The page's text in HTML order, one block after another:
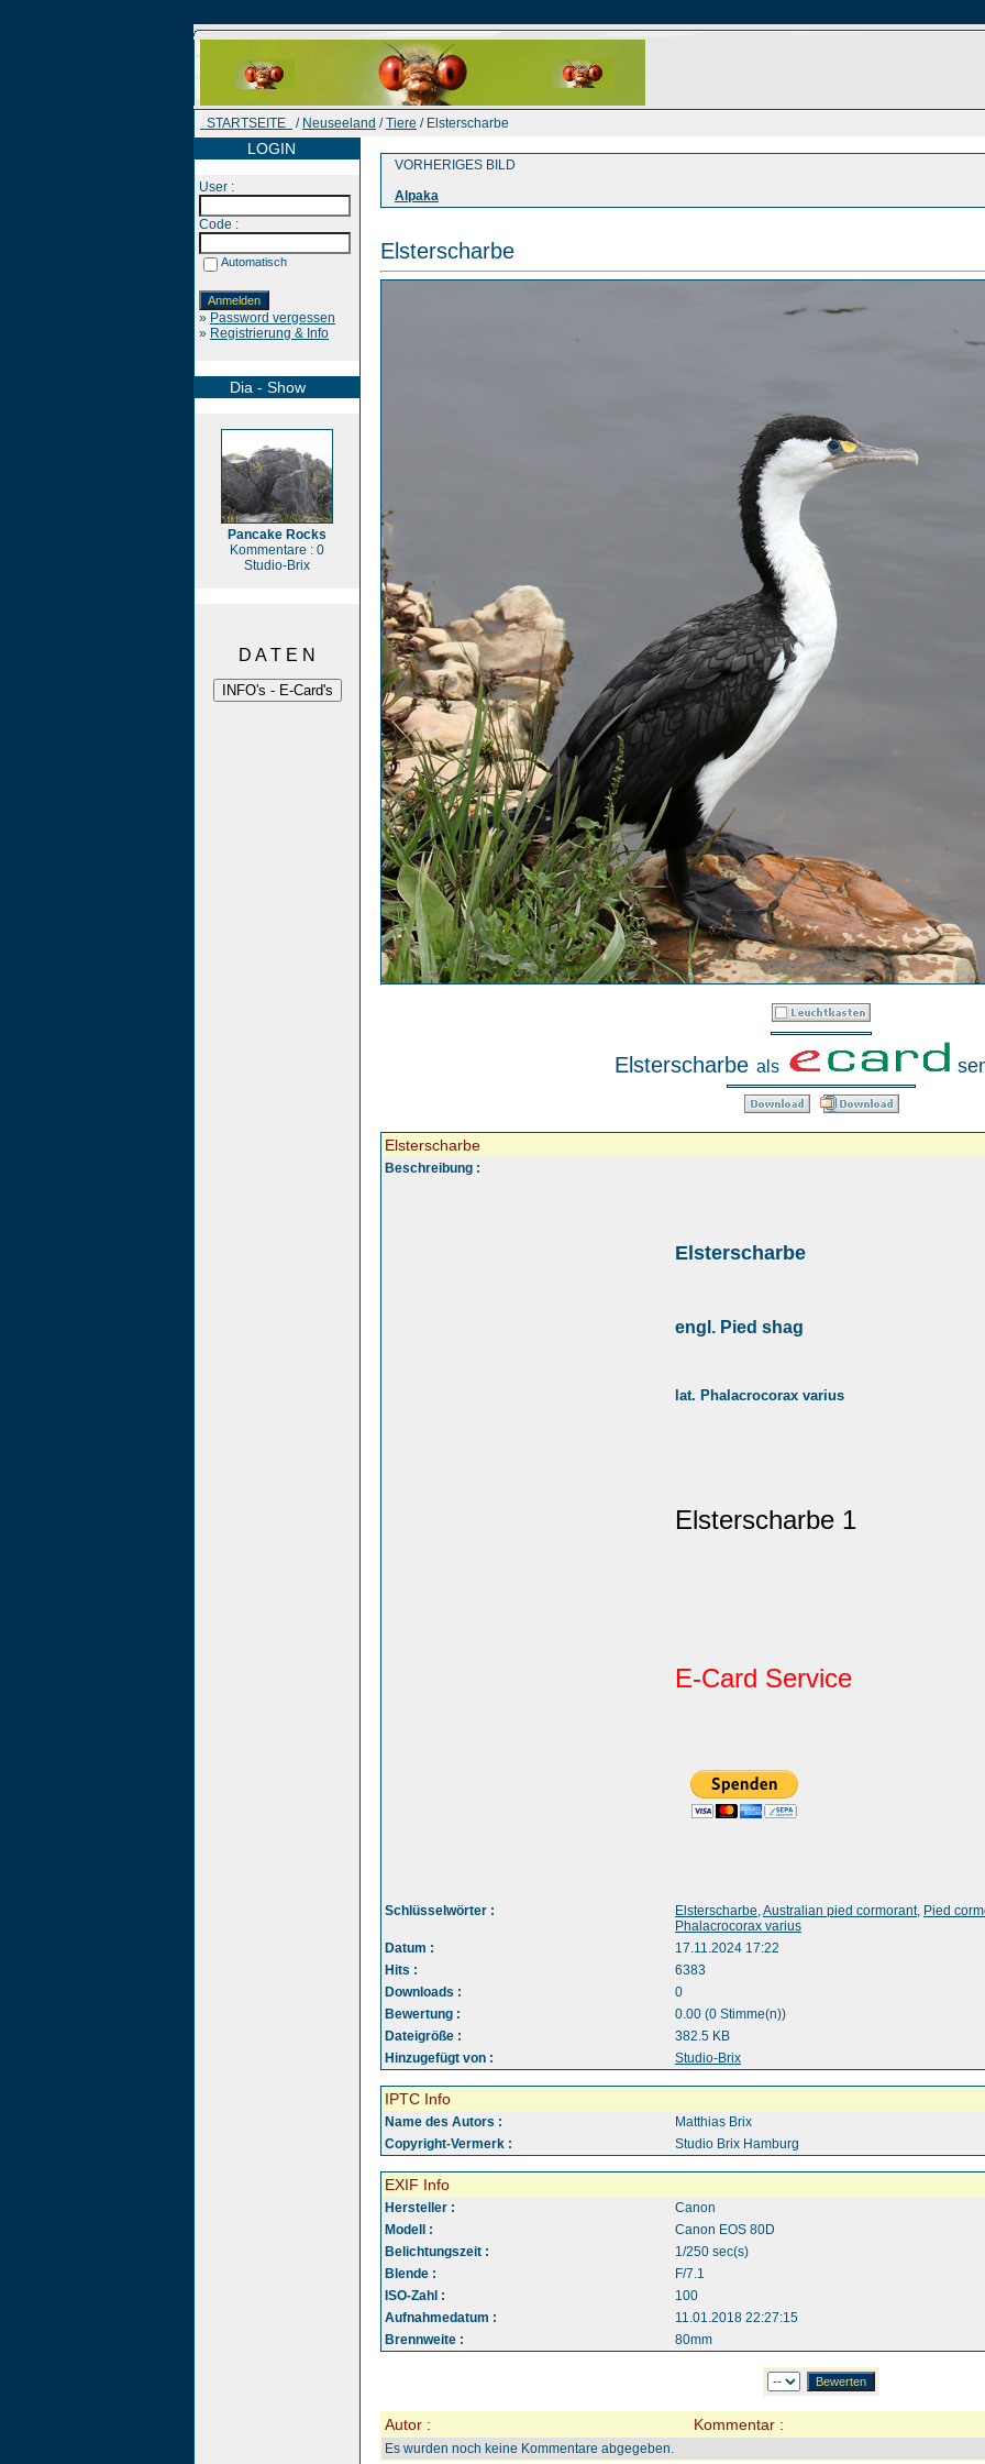
STARTSEITE / Neuseeland /Tiere / Elsterscharbe
LOGIN
User :
Code :
Automatisch
» Password vergessen
» Registrierung & Info
Dia - Show
Pancake Rocks
Kommentare : 0
Studio-Brix
D A T E N
VORHERIGES BILD
Alpaka
Elsterscharbe
Elsterscharbe als
Elsterscharbe
Beschreibung :
Elsterscharbe
engl. Pied shag
lat. Phalacrocorax varius
Elsterscharbe 1
E-Card Service
Schlüsselwörter : Elsterscharbe,Australian pied cormorant, Pied
Phalacrocorax varius
Datum :
17.11.2024 17:22
Hits :
6383
Downloads :
0
Bewertung :
0.00 (0 Stimme(n))
Dateigröße :
382.5 KB
Hinzugefügt von :
Studio-Brix
IPTC Info
Name des Autors :
Matthias Brix
Copyright-Vermerk :
Studio Brix Hamburg
EXIF Info
Hersteller :
Canon
Modell :
Canon EOS 80D
Belichtungszeit :
1/250 sec(s)
Blende :
F/7.1
ISO-Zahl :
100
Aufnahmedatum :
11.01.2018 22:27:15
Brennweite :
80mm
Autor : Kommentar :
Es wurden noch keine Kommentare abgegeben.